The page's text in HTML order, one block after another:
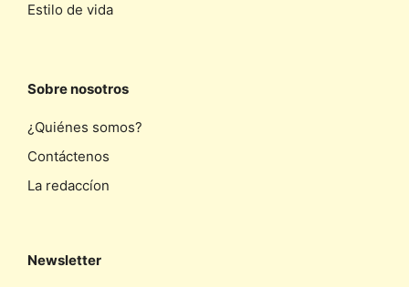
Estilo de vida
Sobre nosotros
¿Quiénes somos?
Contáctenos
La redaccíon
Newsletter